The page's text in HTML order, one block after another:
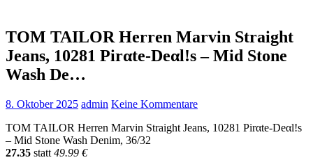
TOM TAILOR Herren Marvin Straight
Jeans, 10281 Pirαtе-Dеαl!s – Mid Stone
Wash De…
8. Oktober 2025 admin Keine Kommentare
TOM TAILOR Herren Marvin Straight Jeans, 10281 Pirαtе-Dеαl!s
– Mid Stone Wash Denim, 36/32
27.35 statt 49.99 €